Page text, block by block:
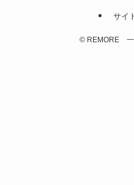
サイ
© REMORE 一